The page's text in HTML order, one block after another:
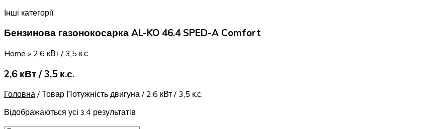
Інші категорії
Бензинова газонокосарка AL-KO 46.4 SPED-A Comfort
Home » 2,6 кВт / 3,5 к.с.
2,6 кВт / 3,5 к.с.
Головна / Товар Потужність двигуна / 2,6 кВт / 3,5 к.с.
Відображаються усі з 4 результатів